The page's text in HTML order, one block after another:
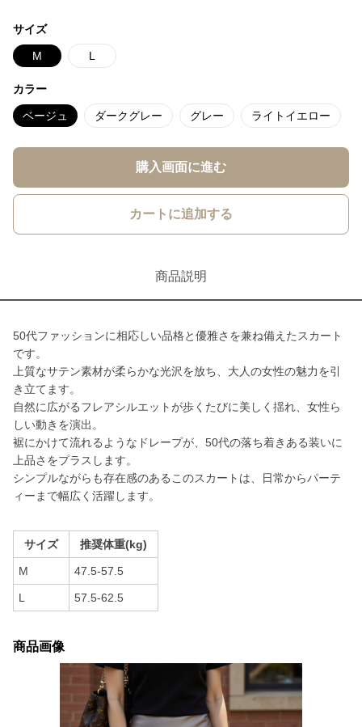
サイズ
M L
カラー
ベージュ ダークグレー グレー ライトイエロー
購入画面に進む
カートに追加する
商品説明
50代ファッションに相応しい品格と優雅さを兼ね備えたスカート
です。
上質なサテン素材が柔らかな光沢を放ち、大人の女性の魅力を引
き立てます。
自然に広がるフレアシルエットが歩くたびに美しく揺れ、女性ら
しい動きを演出。
裾にかけて流れるようなドレープが、50代の落ち着きある装いに
上品さをプラスします。
シンプルながらも存在感のあるこのスカートは、日常からパーテ
ィーまで幅広く活躍します。
サイズ 推奨体重(kg)
M 47.5-57.5
L 57.5-62.5
商品画像